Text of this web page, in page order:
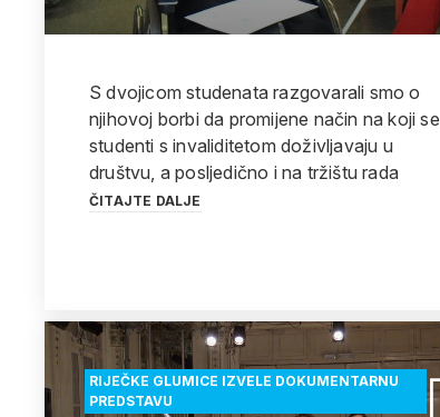
S dvojicom studenata razgovarali smo o
njihovoj borbi da promijene način na koji se
studenti s invaliditetom doživljavaju u
društvu, a posljedično i na tržištu rada
ČITAJTE DALJE
RIJEČKE GLUMICE IZVELE DOKUMENTARNU
PREDSTAVU